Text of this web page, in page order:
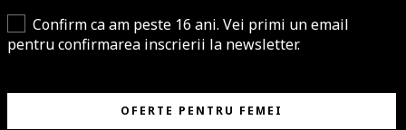
Confirm ca am peste 16 ani. Vei primi un email
pentru confirmarea inscrierii la newsletter.
OFERTE PENTRU FEMEI